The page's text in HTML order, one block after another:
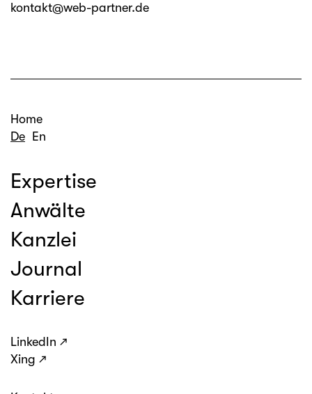
kontakt@web-partner.de
Home
De
En
Expertise
Anwälte
Kanzlei
Journal
Karriere
LinkedIn
Xing